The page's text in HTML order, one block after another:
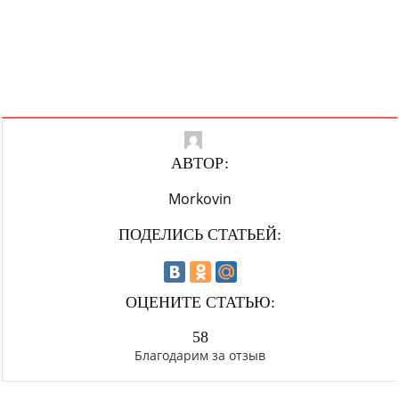
АВТОР:
Morkovin
ПОДЕЛИСЬ СТАТЬЕЙ:
ОЦЕНИТЕ СТАТЬЮ:
58
Благодарим за отзыв